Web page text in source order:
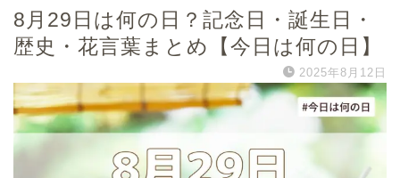
8月29日は何の日？記念日・誕生日・
歴史・花言葉まとめ【今日は何の日】
2025年8月12日